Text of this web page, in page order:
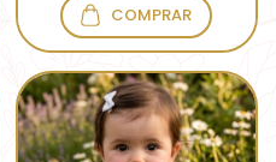
COMPRAR